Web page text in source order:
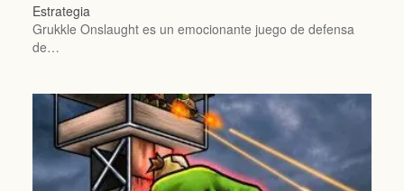
Estrategia
Grukkle Onslaught es un emocionante juego de defensa
de…